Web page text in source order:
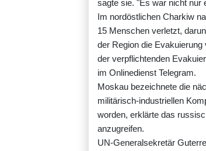
sagte sie. "Es war nicht nur
Im nordöstlichen Charkiw
15 Menschen verletzt,
der Region die
der verpflichtenden
im Onlinedienst Telegram.
Moskau bezeichnete die
militärisch-industriellen
worden, erklärte das
anzugreifen.
UN-Generalsekretär